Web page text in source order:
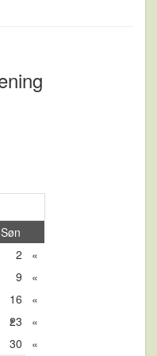
Søn
2
«
9
«
16
«
23
«
30
«